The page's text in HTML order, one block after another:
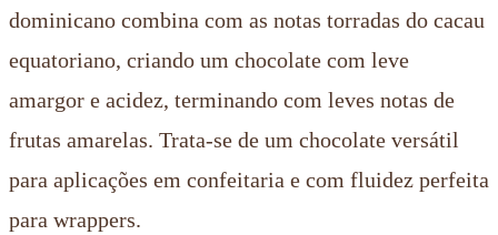
dominicano combina com as notas torradas do cacau
equatoriano, criando um chocolate com leve
amargor e acidez, terminando com leves notas de
frutas amarelas. Trata-se de um chocolate versátil
para aplicações em confeitaria e com fluidez perfeita
para wrappers.